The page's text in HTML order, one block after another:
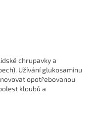
chrupavky a
Užívání glukosaminu
opotřebovanou
kloubů a